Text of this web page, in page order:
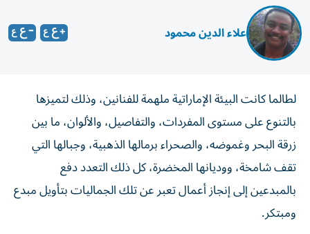
علاء الدين محمود
لطالما كانت البيئة الإماراتية ملهمة للفنانين، وذلك لتميزها
بالتنوع على مستوى المفردات، والتفاصيل، والألوان، ما بين
زرقة البحر وغموضه، والصحراء برمالها الذهبية، وجبالها التي
تقف شامخة، ووديانها المخضرة، كل ذلك التعدد دفع
بالمبدعين إلى إنجاز أعمال تعبر عن تلك الجماليات بتأويل مبدع
ومبتكر.